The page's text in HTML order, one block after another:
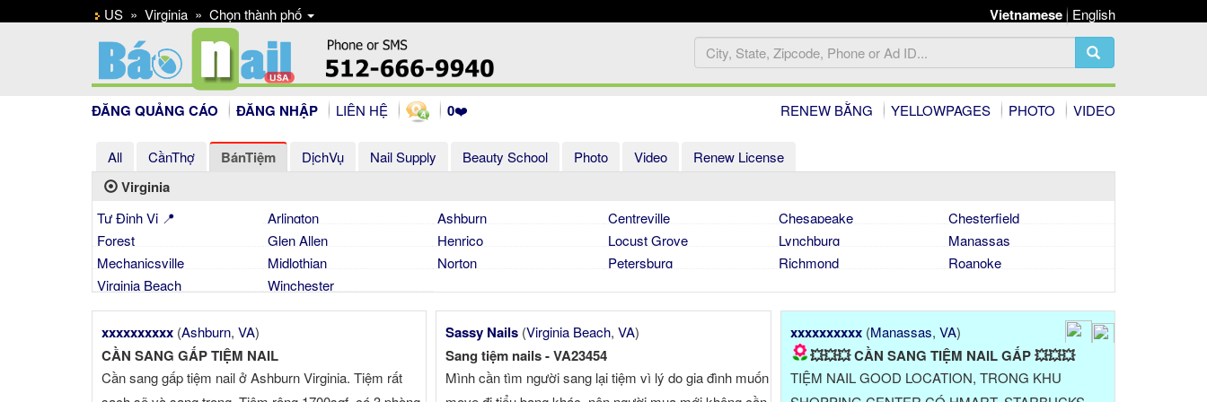
Vietnamese English
US » Virginia » Chọn thành phố
RENEW BẰNG YELLOWPAGES PHOTO VIDEO
ĐĂNG QUẢNG CÁO ĐĂNG NHẬP LIÊN HỆ 0❤️
All CầnThợ BánTiệm DịchVụ Nail Supply Beauty School Photo Video Renew License
Virginia
Tự Định Vị 📍 Arlington Ashburn Centreville Chesapeake
Chesterfield
Forest
Glen Allen Henrico Locust Grove Lynchburg
Manassas
Mechanicsville
Midlothian Norton Petersburg Richmond
Roanoke
Virginia Beach
Winchester
xxxxxxxxxx (Ashburn, VA)
CẦN SANG GẤP TIỆM NAIL
Cần sang gấp tiệm nail ở Ashburn Virginia. Tiệm rất
Sassy Nails (Virginia Beach,VA)
Sang tiệm nails - VA23454
Mình cần tìm người sang lại tiệm vì lý do gia đình muốn
xxxxxxxxxx (Manassas, VA)
💥💥💥 CẦN SANG TIỆM NAIL GẤP 💥💥💥
TIỆM NAIL GOOD LOCATION, TRONG KHU